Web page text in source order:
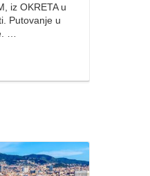
iz OKRETA u
Putovanje u
…